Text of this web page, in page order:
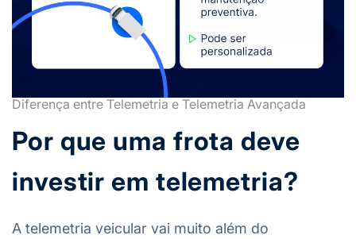
Diferença entre Telemetria e Telemetria Avançada
Por que uma frota deve
investir em telemetria?
A telemetria veicular vai muito além do